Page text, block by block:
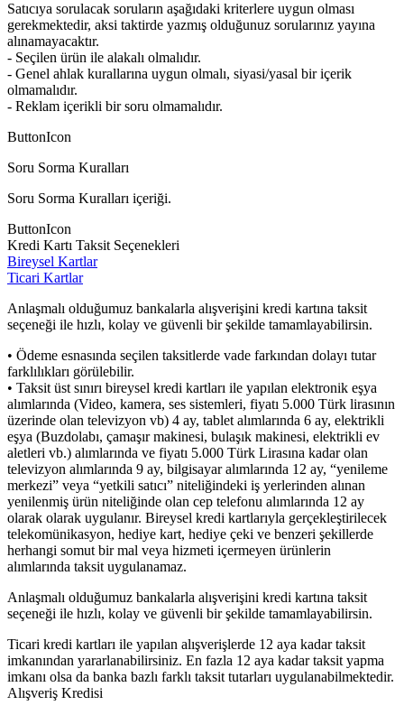
Satıcıya sorulacak soruların aşağıdaki kriterlere uygun olması
gerekmektedir, aksi taktirde yazmış olduğunuz sorularınız yayına
alınamayacaktır.
- Seçilen ürün ile alakalı olmalıdır.
- Genel ahlak kurallarına uygun olmalı, siyasi/yasal bir içerik
olmamalıdır.
- Reklam içerikli bir soru olmamalıdır.
ButtonIcon
Soru Sorma Kuralları
Soru Sorma Kuralları içeriği.
ButtonIcon
Kredi Kartı Taksit Seçenekleri
Bireysel Kartlar
Ticari Kartlar
Anlaşmalı olduğumuz bankalarla alışverişini kredi kartına taksit
seçeneği ile hızlı, kolay ve güvenli bir şekilde tamamlayabilirsin.
• Ödeme esnasında seçilen taksitlerde vade farkından dolayı tutar
farklılıkları görülebilir.
• Taksit üst sınırı bireysel kredi kartları ile yapılan elektronik eşya
alımlarında (Video, kamera, ses sistemleri, fiyatı 5.000 Türk lirasının
üzerinde olan televizyon vb) 4 ay, tablet alımlarında 6 ay, elektrikli
eşya (Buzdolabı, çamaşır makinesi, bulaşık makinesi, elektrikli ev
aletleri vb.) alımlarında ve fiyatı 5.000 Türk Lirasına kadar olan
televizyon alımlarında 9 ay, bilgisayar alımlarında 12 ay, “yenileme
merkezi” veya “yetkili satıcı” niteliğindeki iş yerlerinden alınan
yenilenmiş ürün niteliğinde olan cep telefonu alımlarında 12 ay
olarak olarak uygulanır. Bireysel kredi kartlarıyla gerçekleştirilecek
telekomünikasyon, hediye kart, hediye çeki ve benzeri şekillerde
herhangi somut bir mal veya hizmeti içermeyen ürünlerin
alımlarında taksit uygulanamaz.
Anlaşmalı olduğumuz bankalarla alışverişini kredi kartına taksit
seçeneği ile hızlı, kolay ve güvenli bir şekilde tamamlayabilirsin.
Ticari kredi kartları ile yapılan alışverişlerde 12 aya kadar taksit
imkanından yararlanabilirsiniz. En fazla 12 aya kadar taksit yapma
imkanı olsa da banka bazlı farklı taksit tutarları uygulanabilmektedir.
Alışveriş Kredisi